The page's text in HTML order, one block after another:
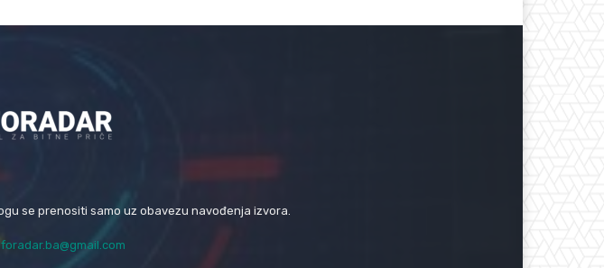
se prenositi samo uz obavezu navođenja izvora.